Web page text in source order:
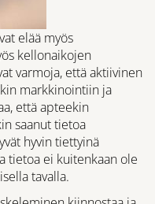
elää myös
kellonaikojen
varmoja, että aktiivinen
markkinointiin ja
että apteekin
saanut tietoa
hyvin tiettyinä
tietoa ei kuitenkaan ole
tavalla.